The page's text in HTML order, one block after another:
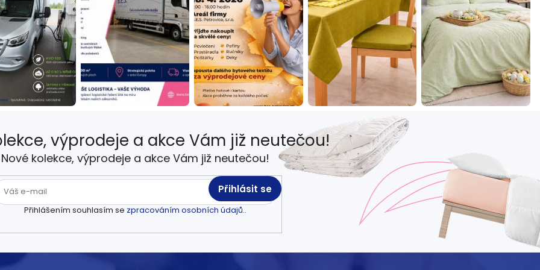
výprodeje a akce Vám již neutečou!
Nové kolekce, výprodeje a akce Vám již neutečou!
Přihlášením souhlasím se zpracováním osobních údajů..
Přihlásit se